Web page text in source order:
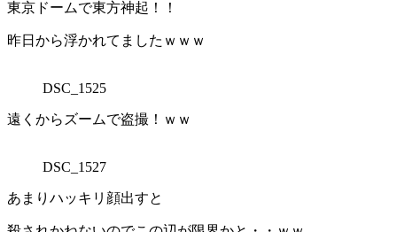
東京ドームで東方神起！！
昨日から浮かれてましたｗｗｗ
DSC_1525
遠くからズームで盗撮！ｗｗ
DSC_1527
あまりハッキリ顔出すと